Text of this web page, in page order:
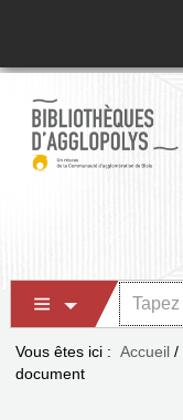
Vous êtes ici : Accueil /
document